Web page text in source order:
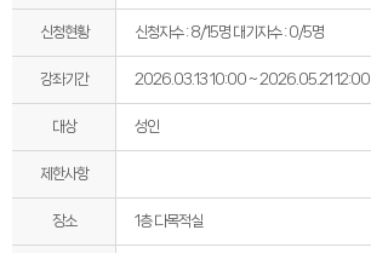
신청현황 신청자수 : 8/15명 대기자수 : 0/5명
강좌기간 2026.03.13 10:00 ~ 2026.05.21 12:00
대상 성인
제한사항
장소 1층 다목적실